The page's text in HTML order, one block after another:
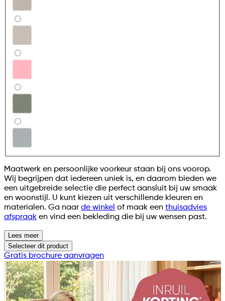
Maatwerk en persoonlijke voorkeur staan bij ons voorop.
Wij begrijpen dat iedereen uniek is, en daarom bieden we
een uitgebreide selectie die perfect aansluit bij uw smaak
en woonstijl. U kunt kiezen uit verschillende kleuren en
materialen. Ga naar de winkel of maak een thuisadvies
afspraak en vind een bekleding die bij uw wensen past.
Lees meer
Selecteer dit product
Gratis brochure aanvragen